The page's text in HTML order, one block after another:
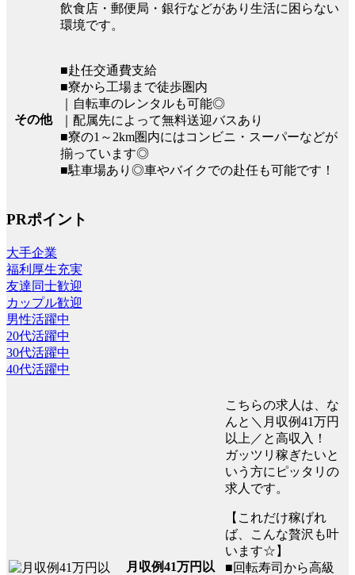
飲食店・郵便局・銀行などがあり生活に困らない
環境です。
その他
■赴任交通費支給
■寮から工場まで徒歩圏内
｜自転車のレンタルも可能◎
｜配属先によって無料送迎バスあり
■寮の1～2km圏内にはコンビニ・スーパーなどが
揃っています◎
■駐車場あり◎車やバイクでの赴任も可能です！
PRポイント
大手企業
福利厚生充実
友達同士歓迎
カップル歓迎
男性活躍中
20代活躍中
30代活躍中
40代活躍中
月収例41万円以
こちらの求人は、な
んと＼月収例41万円
以上／と高収入！
ガッツリ稼ぎたいと
いう方にピッタリの
求人です。
【これだけ稼げれ
ば、こんな贅沢も叶
います☆】
■回転寿司から高級